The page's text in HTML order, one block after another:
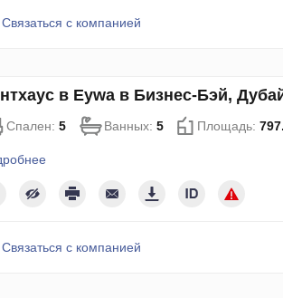
Связаться с компанией
в Eywa в Бизнес-Бэй,
Спален: 5 Ванных: 5 Площадь:
Связаться с компанией